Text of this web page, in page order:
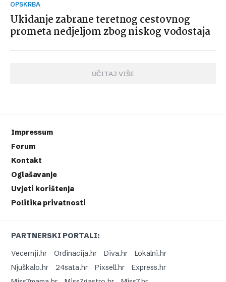
OPSKRBA
Ukidanje zabrane teretnog cestovnog
prometa nedjeljom zbog niskog vodostaja
UČITAJ VIŠE
Impressum
Forum
Kontakt
Oglašavanje
Uvjeti korištenja
Politika privatnosti
PARTNERSKI PORTALI:
Vecernji.hr
Ordinacija.hr Diva.hr
Lokalni.hr
Njuškalo.hr
24sata.hr Pixsell.hr
Express.hr